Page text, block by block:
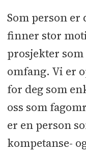
Som person er
finner stor
prosjekter
omfang. Vi er
for deg som
oss som
er en person
kompetanse-